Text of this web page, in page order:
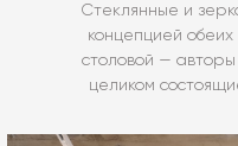
Стеклянные и
концепцией
столовой — авторы
целиком